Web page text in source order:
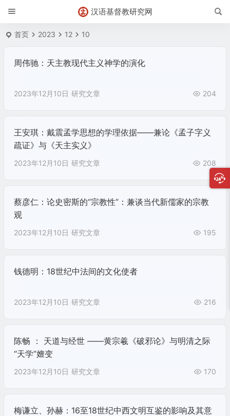
汉语基督教研究网
首页 2023 12 10
周伟驰：天主教现代主义神学的演化
2023年12月10日 研究文章 204
王安琪：戴震孟学思想的学理依据——兼论《孟子字义
疏证》与《天主实义》
2023年12月10日 研究文章 208
蔡彦仁：论史密斯的“宗教性”：兼谈当代新儒家的宗教
观
2023年12月10日 研究文章 195
钱德明：18世纪中法间的文化使者
2023年12月10日 研究文章 216
陈畅 ： 天道与经世 ——黄宗羲《破邪论》与明清之际
“天学”嬗变
2023年12月10日 研究文章 170
梅谦立、孙赫：16至18世纪中西文明互鉴的影响及其意